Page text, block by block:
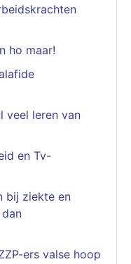
ho maar!
veel leren van
en Tv-
bij ziekte en
ers valse hoop